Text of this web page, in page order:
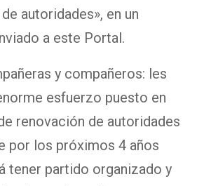
autoridades», en un
a este Portal.
y compañeros: les
esfuerzo puesto en
renovación de autoridades
por los próximos 4 años
tener partido organizado y